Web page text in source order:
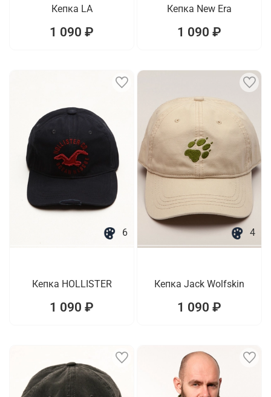
Кепка LA
1 090 ₽
Кепка New Era
1 090 ₽
6
Кепка HOLLISTER
1 090 ₽
4
Кепка Jack Wolfskin
1 090 ₽